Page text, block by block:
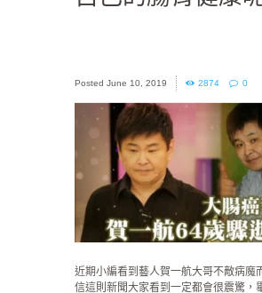
June 10, 2019 2874 0
近期小編看到藝人賀一航大哥不敵病魔
信這則新聞大家看到一定都會很震驚，